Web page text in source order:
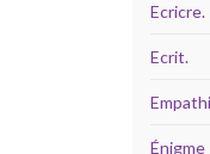
Ecricre.
Ecrit.
Énigme